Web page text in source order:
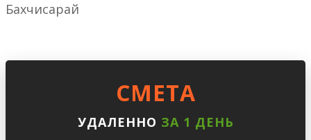
Бахчисарай
CМЕТА
УДАЛЕННО ЗА 1 ДЕНЬ